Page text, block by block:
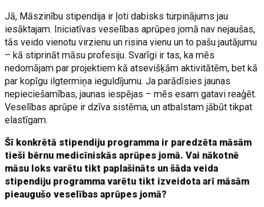
Jā, Māszinību stipendija ir ļoti dabisks turpinājums jau
iesāktajam. Iniciatīvas veselības aprūpes jomā nav nejaušas,
tās veido vienotu virzienu un risina vienu un to pašu jautājumu
– kā stiprināt māsu profesiju. Svarīgi ir tas, ka mēs
nedomājam par projektiem kā atsevišķām aktivitātēm, bet kā
par kopīgu ilgtermiņa ieguldījumu. Ja parādīsies jaunas
nepieciešamības, jaunas iespējas – mēs esam gatavi reaģēt.
Veselības aprūpe ir dzīva sistēma, un atbalstam jābūt tikpat
elastīgam.
Šī konkrētā stipendiju programma ir paredzēta māsām
tieši bērnu medicīniskās aprūpes jomā. Vai nākotnē
māsu loks varētu tikt paplašināts un šāda veida
stipendiju programma varētu tikt izveidota arī māsām
pieaugušo veselības aprūpes jomā?